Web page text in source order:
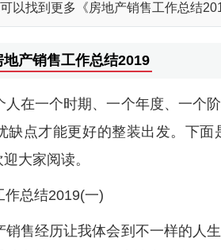
以找到更多《房地产销售工作总结
产销售工作总结2019
人在一个时期、一个年度、一个
缺点才能更好的整装出发。下
大家阅读。
作总结2019(一)
销售经历让我体会到不一样的人